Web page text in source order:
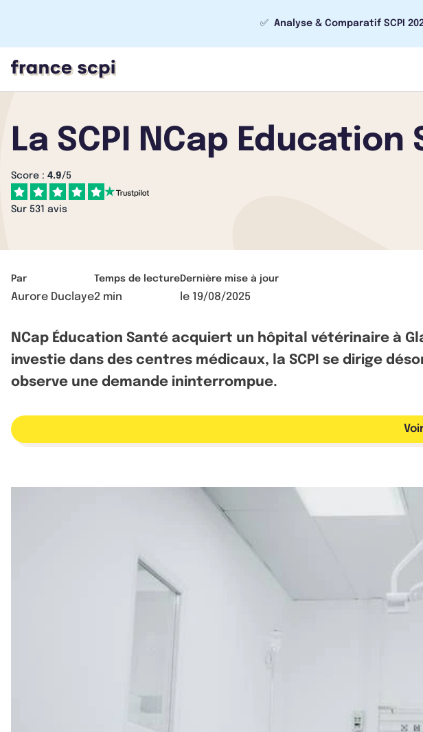
✅ Analyse & Comparatif SCPI
La SCPI NCap
Score : 4.9/5
Sur 531 avis
Par
Aurore Duclaye
Temps de lecture
2 min
Dernière mise à jour
le 19/08/2025
NCap Éducation Santé acquiert un hôpital vétérinaire à
investie dans des centres médicaux, la SCPI se dirige
observe une demande ininterrompue.